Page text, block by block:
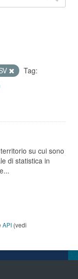
Tag:
su cui sono
di statistica in
API (vedi